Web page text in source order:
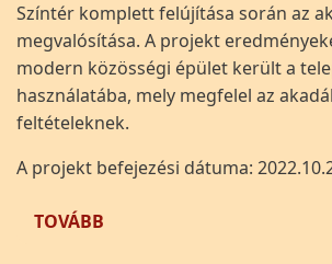
Színtér komplett felújítása során az
megvalósítása. A projekt
modern közösségi épület került a
használatába, mely megfelel az
feltételeknek.
A projekt befejezési dátuma:
TOVÁBB